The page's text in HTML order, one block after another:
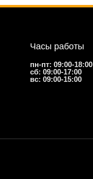
Часы работы
пн-пт: 09:00-18:00
сб: 09:00-17:00
вс: 09:00-15:00